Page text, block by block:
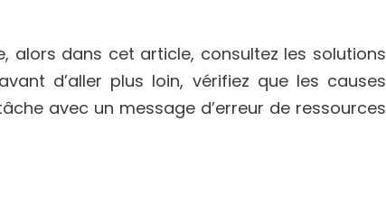
alors dans cet article, consultez les solutions
d’aller plus loin, vérifiez que les causes
avec un message d’erreur de ressources